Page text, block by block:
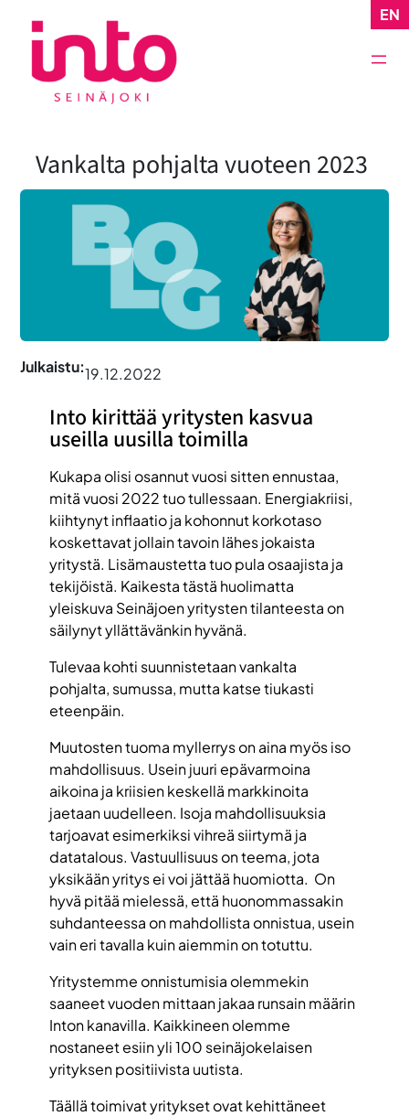
sisältöön
EN
Vankalta pohjalta vuoteen 2023
Julkaistu:19.12.2022
Into kirittää yritysten kasvua
useilla uusilla toimilla
Kukapa olisi osannut vuosi sitten ennustaa,
mitä vuosi 2022 tuo tullessaan. Energiakriisi,
kiihtynyt inflaatio ja kohonnut korkotaso
koskettavat jollain tavoin lähes jokaista
yritystä. Lisämaustetta tuo pula osaajista ja
tekijöistä. Kaikesta tästä huolimatta
yleiskuva Seinäjoen yritysten tilanteesta on
säilynyt yllättävänkin hyvänä.
Tulevaa kohti suunnistetaan vankalta
pohjalta, sumussa, mutta katse tiukasti
eteenpäin.
Muutosten tuoma myllerrys on aina myös iso
mahdollisuus. Usein juuri epävarmoina
aikoina ja kriisien keskellä markkinoita
jaetaan uudelleen. Isoja mahdollisuuksia
tarjoavat esimerkiksi vihreä siirtymä ja
datatalous. Vastuullisuus on teema, jota
yksikään yritys ei voi jättää huomiotta. On
hyvä pitää mielessä, että huonommassakin
suhdanteessa on mahdollista onnistua, usein
vain eri tavalla kuin aiemmin on totuttu.
Yritystemme onnistumisia olemmekin
saaneet vuoden mittaan jakaa runsain määrin
Inton kanavilla. Kaikkineen olemme
nostaneet esiin yli 100 seinäjokelaisen
yrityksen positiivista uutista.
Täällä toimivat yritykset ovat kehittäneet